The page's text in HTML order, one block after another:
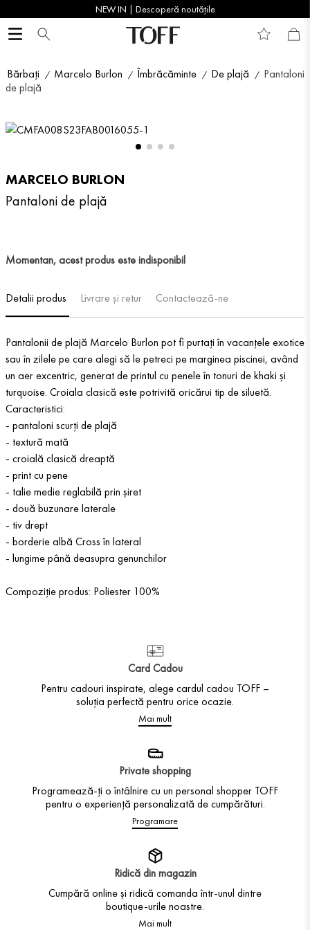
NEW IN | Descoperă noutățile
Bărbați Marcelo Burlon Îmbrăcăminte De plajă
Pantaloni
de plajă
MARCELO BURLON
Pantaloni de plajă
Momentan, acest produs este indisponibil
Detalii produs Livrare și retur Contactează-ne
Pantalonii de plajă Marcelo Burlon pot fi purtați în vacanțele exotice
sau în zilele pe care alegi să le petreci pe marginea piscinei, având
un aer excentric, generat de printul cu penele în tonuri de khaki și
turquoise. Croiala clasică este potrivită oricărui tip de siluetă.
Caracteristici:
- pantaloni scurți de plajă
- textură mată
- croială clasică dreaptă
- print cu pene
- talie medie reglabilă prin șiret
- două buzunare laterale
- tiv drept
- borderie albă Cross în lateral
- lungime până deasupra genunchilor
Compoziție produs: Poliester 100%
Card Cadou
Pentru cadouri inspirate, alege cardul cadou TOFF –
soluția perfectă pentru orice ocazie.
Mai mult
Private shopping
Programează-ți o întâlnire cu un personal shopper TOFF
pentru o experiență personalizată de cumpărături.
Programare
Ridică din magazin
Cumpără online și ridică comanda într-unul dintre
boutique-urile noastre.
Mai mult